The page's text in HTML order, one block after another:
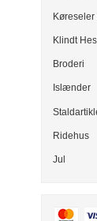
Køreseler
Klindt
Broderi
Islænder
Ridehus
Jul